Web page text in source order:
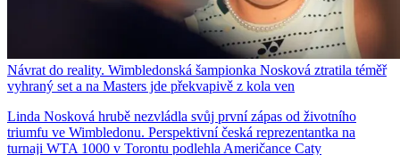
Návrat do reality. Wimbledonská šampionka Nosková ztratila téměř
vyhraný set a na Masters jde překvapivě z kola ven
Linda Nosková hrubě nezvládla svůj první zápas od životního
triumfu ve Wimbledonu. Perspektivní česká reprezentantka na
turnaji WTA 1000 v Torontu podlehla Američance Caty